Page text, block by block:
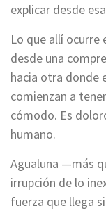
explicar desde
Lo que allí ocurre
desde una
hacia otra donde
comienzan a
cómodo. Es
humano.
Agualuna —más
irrupción de lo
fuerza que llega